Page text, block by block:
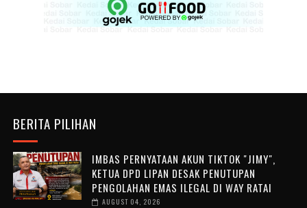
BERITA PILIHAN
IMBAS PERNYATAAN AKUN TIKTOK "JIMY",
KETUA DPD LIPAN DESAK PENUTUPAN
PENGOLAHAN EMAS ILEGAL DI WAY RATAI
AUGUST 04, 2026